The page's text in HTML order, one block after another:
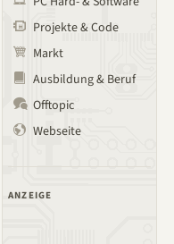
Projekte & Code
Markt
Ausbildung & Beruf
Offtopic
Webseite
ANZEIGE